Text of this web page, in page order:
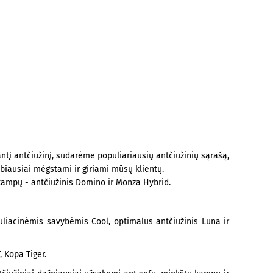
antčiužinį, sudarėme populiariausių antčiužinių sąrašą,
mėgstami ir giriami mūsų klientų.
- antčiužinis Domino ir Monza Hybrid.
savybėmisCool, optimalus antčiužinis Luna ir
Tiger.